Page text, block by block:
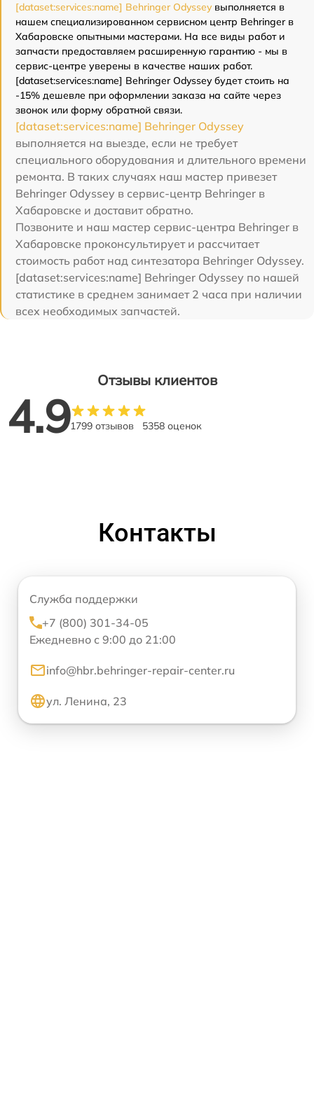
[dataset:services:name] Behringer Odysseyвыполняется в
нашем специализированном сервисном центр Behringer в
Хабаровске опытными мастерами. На все виды работ и
запчасти предоставляем расширенную гарантию - мы в
сервис-центре уверены в качестве наших работ.
[dataset:services:name] Behringer Odyssey будет стоить на
-15% дешевле при оформлении заказа на сайте через
звонок или форму обратной связи.
[dataset:services:name] Behringer Odyssey
выполняется на выезде, если не требует
специального оборудования и длительного времени
ремонта. В таких случаях наш мастер привезет
Behringer Odyssey в сервис-центр Behringer в
Хабаровске и доставит обратно.
Позвоните и наш мастер сервис-центра Behringer в
Хабаровске проконсультирует и рассчитает
стоимость работ над синтезатора Behringer Odyssey.
[dataset:services:name] Behringer Odyssey по нашей
статистике в среднем занимает 2 часа при наличии
всех необходимых запчастей.
Отзывы клиентов
4.91799 отзывов 5358 оценок
Контакты
Служба поддержки
+7 (800) 301-34-05
Ежедневно с 9:00 до 21:00
info@hbr.behringer-repair-center.ru
ул. Ленина, 23